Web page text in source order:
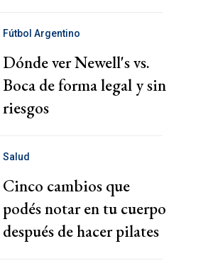
Rioja
Fútbol Argentino
Dónde ver Newell's vs.
Boca de forma legal y sin
riesgos
Salud
Cinco cambios que
podés notar en tu cuerpo
después de hacer pilates